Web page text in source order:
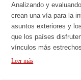
Analizando y
crean una vía para la
asuntos exteriores y
que los países
vínculos más
Leer más